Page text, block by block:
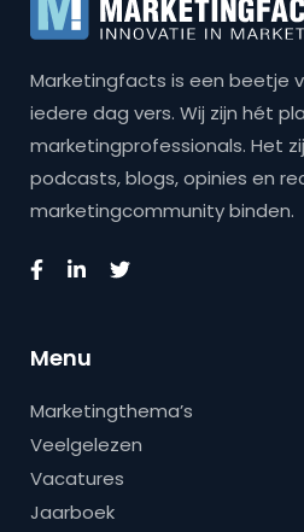
Marketingfacts is een beetje
iedere dag vers. Wij zijn hét
marketingprofessionals. Het
podcasts, blogs, opinies en
marketingcommunity binden.
Menu
Marketingthema’s
Veelgelezen
Vacatures
Jaarboek